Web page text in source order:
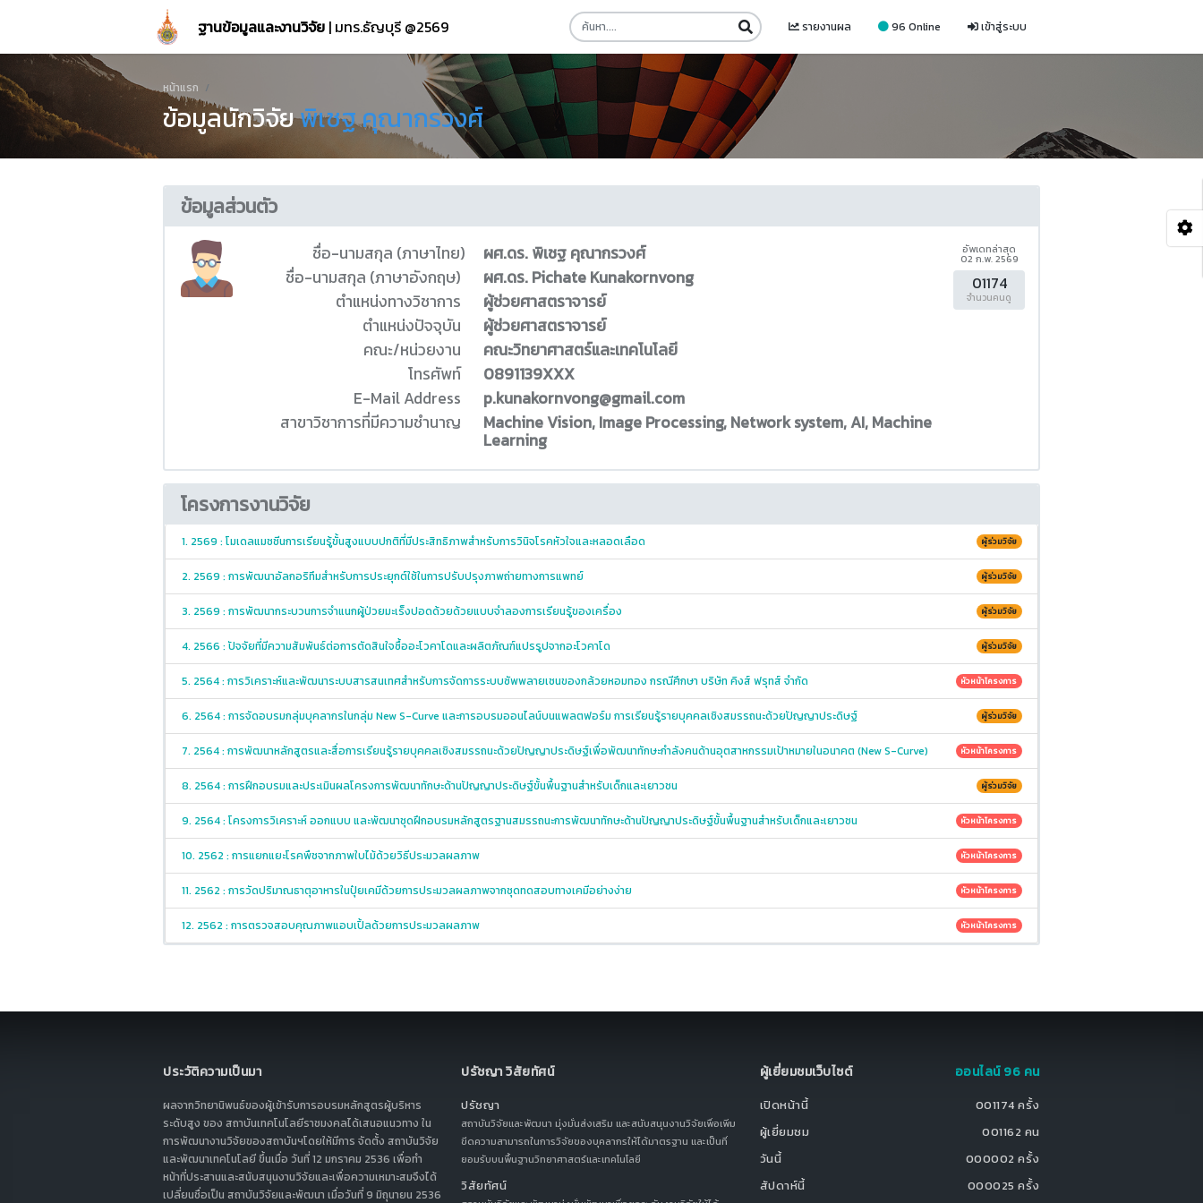
ฐานข้อมูลและงานวิจัย | มทร.ธัญบุรี @2569 รายงานผล 96 Online เข้าสู่ระบบ
หน้าแรก
ข้อมูลนักวิจัยพิเชฐ คุณากรวงศ์
ข้อมูลส่วนตัว
ชื่อ-นามสกุล (ภาษาไทย)
ผศ.ดร. พิเชฐ คุณากรวงศ์
ชื่อ-นามสกุล (ภาษาอังกฤษ)
ผศ.ดร. Pichate Kunakornvong
ตำแหน่งทางวิชาการ
ผู้ช่วยศาสตราจารย์
ตำแหน่งปัจจุบัน
ผู้ช่วยศาสตราจารย์
คณะ/หน่วยงาน
คณะวิทยาศาสตร์และเทคโนโลยี
โทรศัพท์
0891139XXX
E-Mail Address
p.kunakornvong@gmail.com
สาขาวิชาการที่มีความชำนาญ
Machine Vision, Image Processing, Network system, AI, Machine
Learning
อัพเดทล่าสุด
02 ก.พ. 2569
01174
จำนวนคนดู
โครงการงานวิจัย
1. 2569 : โมเดลแมชชีนการเรียนรู้ขั้นสูงแบบปกติที่มีประสิทธิภาพสำหรับการวินิจโรคหัวใจและหลอดเลือด ผู้ร่วมวิจัย
2. 2569 : การพัฒนาอัลกอริทึมสำหรับการประยุกต์ใช้ในการปรับปรุงภาพถ่ายทางการแพทย์ ผู้ร่วมวิจัย
3. 2569 : การพัฒนากระบวนการจำแนกผู้ป่วยมะเร็งปอดด้วยด้วยแบบจำลองการเรียนรู้ของเครื่อง ผู้ร่วมวิจัย
4. 2566 : ปัจจัยที่มีความสัมพันธ์ต่อการตัดสินใจซื้ออะโวคาโดและผลิตภัณฑ์แปรรูปจากอะโวคาโด ผู้ร่วมวิจัย
5. 2564 : การวิเคราะห์และพัฒนาระบบสารสนเทศสำหรับการจัดการระบบซัพพลายเชนของกล้วยหอมทอง กรณีศึกษา บริษัท คิงส์ ฟรุทส์ จำกัด หัวหน้าโครงการ
6. 2564 : การจัดอบรมกลุ่มบุคลากรในกลุ่ม New S-Curve และการอบรมออนไลน์บนแพลตฟอร์ม การเรียนรู้รายบุคคลเชิงสมรรถนะด้วยปัญญาประดิษฐ์ ผู้ร่วมวิจัย
7. 2564 : การพัฒนาหลักสูตรและสื่อการเรียนรู้รายบุคคลเชิงสมรรถนะด้วยปัญญาประดิษฐ์เพื่อพัฒนาทักษะกำลังคนด้านอุตสาหกรรมเป้าหมายในอนาคต (New S-Curve) หัวหน้าโครงการ
8. 2564 : การฝึกอบรมและประเมินผลโครงการพัฒนาทักษะด้านปัญญาประดิษฐ์ขั้นพื้นฐานสำหรับเด็กและเยาวชน ผู้ร่วมวิจัย
9. 2564 : โครงการวิเคราะห์ ออกแบบ และพัฒนาชุดฝึกอบรมหลักสูตรฐานสมรรถนะการพัฒนาทักษะด้านปัญญาประดิษฐ์ขั้นพื้นฐานสำหรับเด็กและเยาวชน หัวหน้าโครงการ
10. 2562 : การแยกแยะโรคพืชจากภาพใบไม้ด้วยวิธีประมวลผลภาพ หัวหน้าโครงการ
11. 2562 : การวัดปริมาณธาตุอาหารในปุ๋ยเคมีด้วยการประมวลผลภาพจากชุดทดสอบทางเคมีอย่างง่าย หัวหน้าโครงการ
12. 2562 : การตรวจสอบคุณภาพแอบเปิ้ลด้วยการประมวลผลภาพ หัวหน้าโครงการ
ประวัติความเป็นมา
ผลจากวิทยานิพนธ์ของผู้เข้ารับการอบรมหลักสูตรผู้บริหาร
ระดับสูง ของ สถาบันเทคโนโลยีราชมงคลได้เสนอแนวทาง ใน
การพัฒนางานวิจัยของสถาบันฯโดยให้มีการ จัดตั้ง สถาบันวิจัย
และพัฒนาเทคโนโลยี ขึ้นเมื่อ วันที่ 12 มกราคม 2536 เพื่อทำ
หน้าที่ประสานและสนับสนุนงานวิจัยและเพื่อความเหมาะสมจึงได้
เปลี่ยนชื่อเป็น สถาบันวิจัยและพัฒนา เมื่อวันที่ 9 มิถุนายน 2536
ปรัชญา วิสัยทัศน์
ปรัชญา
สถาบันวิจัยและพัฒนา มุ่งมั่นส่งเสริม และสนับสนุนงานวิจัยเพื่อเพิ่ม
ขีดความสามารถในการวิจัยของบุคลากรให้ได้มาตรฐาน และเป็นที่
ยอมรับบนพื้นฐานวิทยาศาสตร์และเทคโนโลยี
วิสัยทัศน์
ผู้เยี่ยมชมเว็บไซต์ ออนไลน์ 96 คน
เปิดหน้านี้
001174 ครั้ง
ผู้เยี่ยมชม
001162 คน
วันนี้
000002 ครั้ง
สัปดาห์นี้
000025 ครั้ง